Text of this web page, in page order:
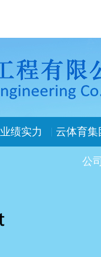
业绩实力 云体育集
公